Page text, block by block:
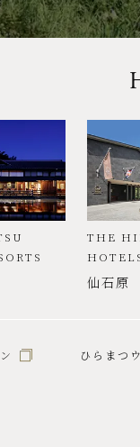
THE
仙石原
ひらまつ